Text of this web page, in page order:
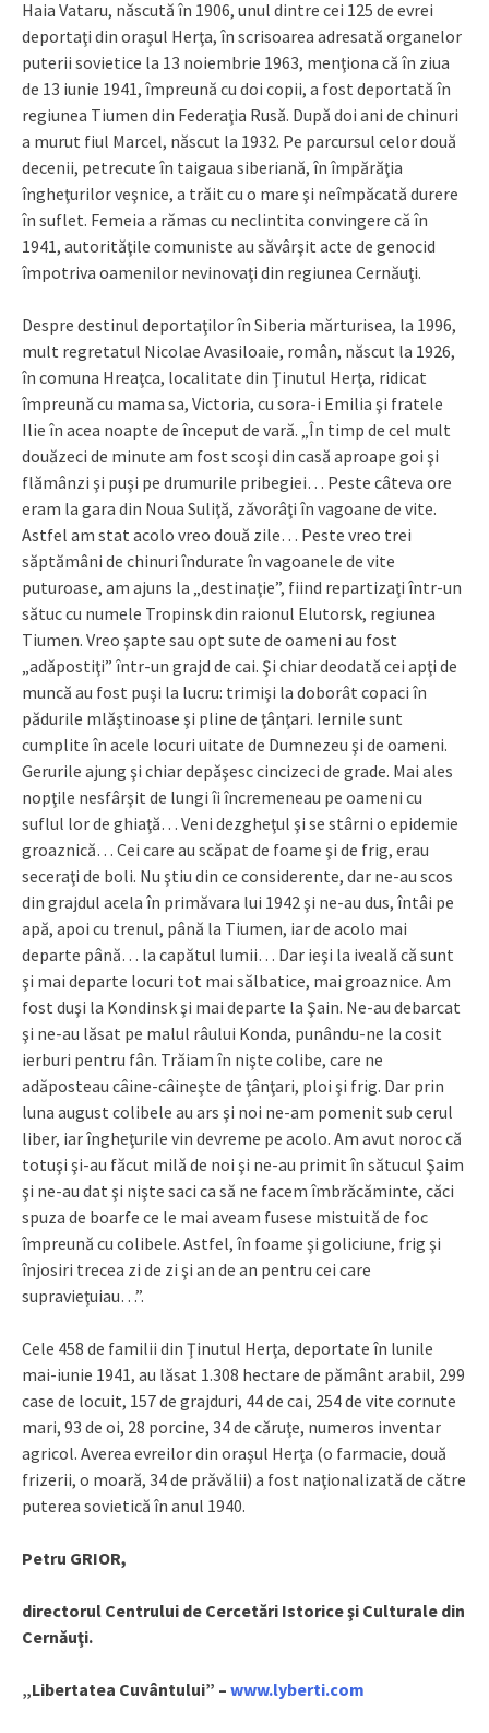
Haia Vataru, născută în 1906, unul dintre cei 125 de evrei
deportaţi din oraşul Herţa, în scrisoarea adresată organelor
puterii sovietice la 13 noiembrie 1963, menţiona că în ziua
de 13 iunie 1941, împreună cu doi copii, a fost deportată în
regiunea Tiumen din Federaţia Rusă. După doi ani de chinuri
a murut fiul Marcel, născut la 1932. Pe parcursul celor două
decenii, petrecute în taigaua siberiană, în împărăţia
îngheţurilor veşnice, a trăit cu o mare şi neîmpăcată durere
în suflet. Femeia a rămas cu neclintita convingere că în
1941, autorităţile comuniste au săvârşit acte de genocid
împotriva oamenilor nevinovaţi din regiunea Cernăuţi.
Despre destinul deportaţilor în Siberia mărturisea, la 1996,
mult regretatul Nicolae Avasiloaie, român, născut la 1926,
în comuna Hreaţca, localitate din Ţinutul Herţa, ridicat
împreună cu mama sa, Victoria, cu sora-i Emilia şi fratele
Ilie în acea noapte de început de vară. „În timp de cel mult
douăzeci de minute am fost scoşi din casă aproape goi şi
flămânzi şi puşi pe drumurile pribegiei… Peste câteva ore
eram la gara din Noua Suliţă, zăvorâţi în vagoane de vite.
Astfel am stat acolo vreo două zile… Peste vreo trei
săptămâni de chinuri îndurate în vagoanele de vite
puturoase, am ajuns la „destinaţie”, fiind repartizaţi într-un
sătuc cu numele Tropinsk din raionul Elutorsk, regiunea
Tiumen. Vreo şapte sau opt sute de oameni au fost
„adăpostiţi” într-un grajd de cai. Şi chiar deodată cei apţi de
muncă au fost puşi la lucru: trimişi la doborât copaci în
pădurile mlăştinoase şi pline de ţânţari. Iernile sunt
cumplite în acele locuri uitate de Dumnezeu şi de oameni.
Gerurile ajung şi chiar depăşesc cincizeci de grade. Mai ales
nopţile nesfârşit de lungi îi încremeneau pe oameni cu
suflul lor de ghiaţă… Veni dezgheţul şi se stârni o epidemie
groaznică… Cei care au scăpat de foame şi de frig, erau
seceraţi de boli. Nu ştiu din ce considerente, dar ne-au scos
din grajdul acela în primăvara lui 1942 şi ne-au dus, întâi pe
apă, apoi cu trenul, până la Tiumen, iar de acolo mai
departe până… la capătul lumii… Dar ieşi la iveală că sunt
şi mai departe locuri tot mai sălbatice, mai groaznice. Am
fost duşi la Kondinsk şi mai departe la Şain. Ne-au debarcat
şi ne-au lăsat pe malul râului Konda, punându-ne la cosit
ierburi pentru fân. Trăiam în nişte colibe, care ne
adăposteau câine-câineşte de ţânţari, ploi şi frig. Dar prin
luna august colibele au ars şi noi ne-am pomenit sub cerul
liber, iar îngheţurile vin devreme pe acolo. Am avut noroc că
totuşi şi-au făcut milă de noi şi ne-au primit în sătucul Şaim
şi ne-au dat şi nişte saci ca să ne facem îmbrăcăminte, căci
spuza de boarfe ce le mai aveam fusese mistuită de foc
împreună cu colibele. Astfel, în foame şi goliciune, frig şi
înjosiri trecea zi de zi şi an de an pentru cei care
supravieţuiau…”.
Cele 458 de familii din Ţinutul Herţa, deportate în lunile
mai-iunie 1941, au lăsat 1.308 hectare de pământ arabil, 299
case de locuit, 157 de grajduri, 44 de cai, 254 de vite cornute
mari, 93 de oi, 28 porcine, 34 de căruţe, numeros inventar
agricol. Averea evreilor din oraşul Herţa (o farmacie, două
frizerii, o moară, 34 de prăvălii) a fost naţionalizată de către
puterea sovietică în anul 1940.
Petru GRIOR,
directorul Centrului de Cercetări Istorice şi Culturale din
Cernăuţi.
„Libertatea Cuvântului” – www.lyberti.com